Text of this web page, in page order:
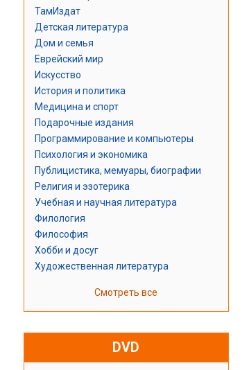
ТамИздат
Детская литература
Дом и семья
Еврейский мир
Искусство
История и политика
Медицина и спорт
Подарочные издания
Программирование и компьютеры
Психология и экономика
Публицистика, мемуары, биографии
Религия и эзотерика
Учебная и научная литература
Филология
Философия
Хобби и досуг
Художественная литература
Смотреть все
DVD